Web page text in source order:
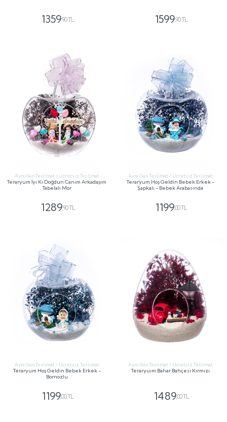
1359,90 TL 1599,90 TL
Aynı Gün Teslimat / Ücretsiz Teslimat
Teraryum İyi Ki Doğdun Canım Arkadaşım
Tabelalı Mor
1289,90 TL
Aynı Gün Teslimat / Ücretsiz Teslimat
Teraryum Hoş Geldin Bebek Erkek -
Şapkalı - Bebek Arabasında
1199,00 TL
Aynı Gün Teslimat / Ücretsiz Teslimat
Teraryum Hoş Geldin Bebek Erkek -
Bornozlu
1199,00 TL
Aynı Gün Teslimat / Ücretsiz Teslimat
Teraryuım Bahar Bahçesi Kırmızı
1489,00 TL